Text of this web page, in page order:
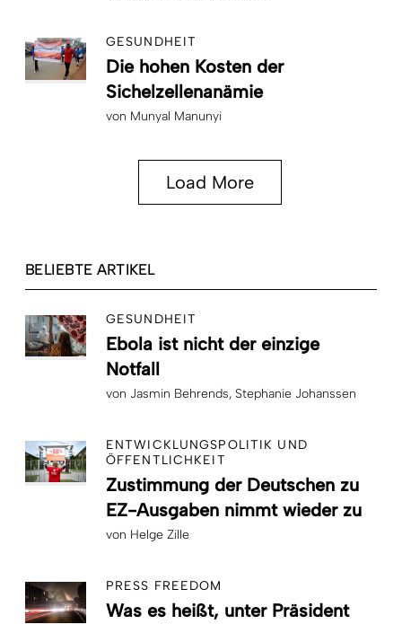
GESUNDHEIT
Die hohen Kosten der
Sichelzellenanämie
von Munyal Manunyi
Load More
BELIEBTE ARTIKEL
GESUNDHEIT
Ebola ist nicht der einzige
Notfall
von Jasmin Behrends Stephanie Johanssen
ENTWICKLUNGSPOLITIK UND
ÖFFENTLICHKEIT
Zustimmung der Deutschen zu
EZ-Ausgaben nimmt wieder zu
von Helge Zille
PRESS FREEDOM
Was es heißt, unter Präsident